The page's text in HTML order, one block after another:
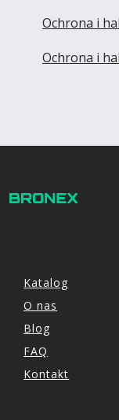
Ochrona i
Ochrona i
Katalog
O nas
Blog
FAQ
Kontakt